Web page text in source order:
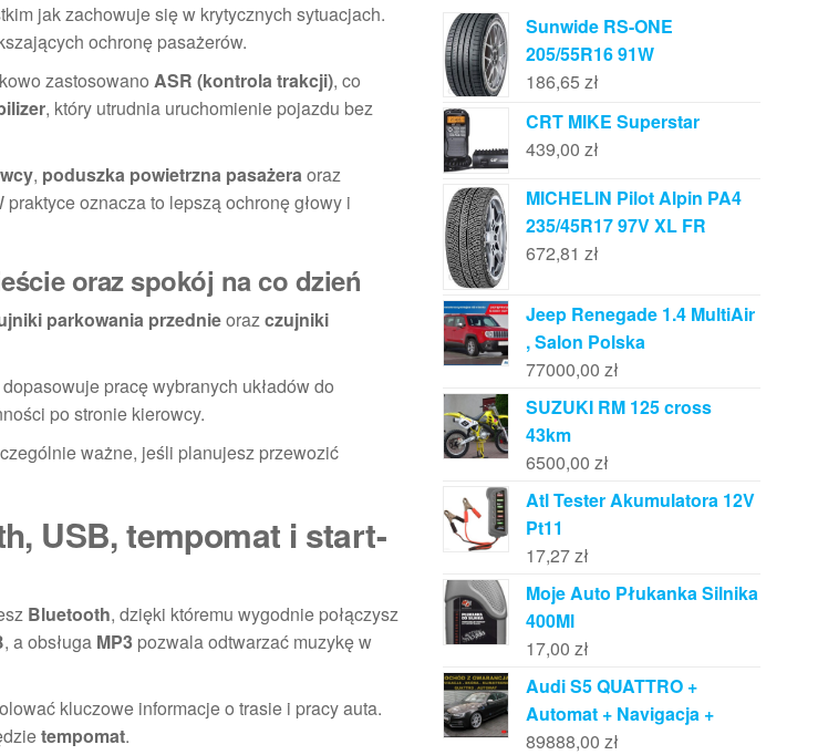
jak zachowuje się w krytycznych sytuacjach.
ochronę pasażerów.
zastosowano ASR (kontrola trakcji), co
, który utrudnia uruchomienie pojazdu bez
, poduszka powietrzna pasażeraoraz
praktyce oznacza to lepszą ochronę głowy i
oraz spokój na co dzień
parkowania przednieorazczujniki
pracę wybranych układów do
po stronie kierowcy.
ważne, jeśli planujesz przewozić
USB, tempomat i start-
Bluetooth, dzięki któremu wygodnie połączysz
, a obsługa MP3 pozwala odtwarzać muzykę w
kluczowe informacje o trasie i pracy auta.
tempomat.
Sunwide RS-ONE
205/55R16 91W
186,65 zł
CRT MIKE Superstar
439,00 zł
MICHELIN Pilot Alpin PA4
235/45R17 97V XL FR
672,81 zł
Jeep Renegade 1.4 MultiAir
, Salon Polska
77000,00 zł
SUZUKI RM 125 cross
43km
6500,00 zł
Atl Tester Akumulatora 12V
Pt11
17,27zł
Moje Auto Płukanka Silnika
400Ml
17,00 zł
Audi S5 QUATTRO +
Automat + Navigacja +
89888,00 zł